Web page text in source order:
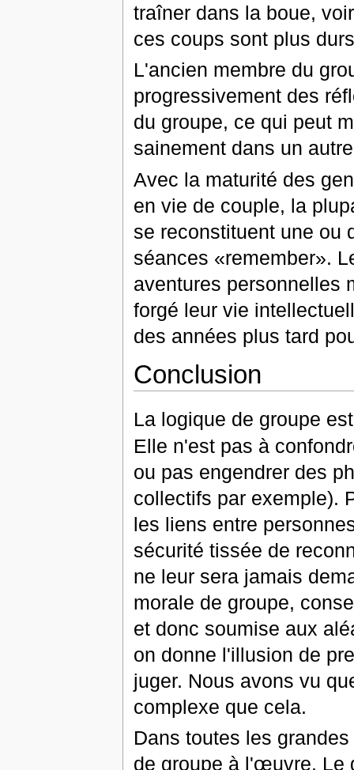
traîner dans la boue,
ces coups sont plus
L'ancien membre du
progressivement des
du groupe, ce qui peut
sainement dans un
Avec la maturité des
en vie de couple, la
se reconstituent une ou
séances «remember».
aventures personnelles
forgé leur vie
des années plus tard
Conclusion
La logique de groupe
Elle n'est pas à
ou pas engendrer des
collectifs par exemple).
les liens entre
sécurité tissée de
ne leur sera jamais
morale de groupe,
et donc soumise aux
on donne l'illusion de
juger. Nous avons vu
complexe que cela.
Dans toutes les
de groupe à l'œuvre. Le